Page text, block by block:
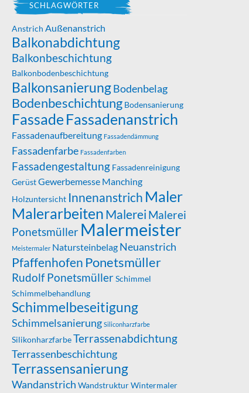
SCHLAGWÖRTER
Anstrich Außenanstrich
Balkonabdichtung
Balkonbeschichtung
Balkonbodenbeschichtung
BalkonsanierungBodenbelag
Bodenbeschichtung Bodensanierung
Fassade Fassadenanstrich
Fassadenaufbereitung Fassadendämmung
Fassadenfarbe Fassadenfarben
Fassadengestaltung Fassadenreinigung
GerüstGewerbemesse Manching
Holzuntersicht Innenanstrich Maler
Malerarbeiten Malerei Malerei
Ponetsmüller Malermeister
Meistermaler Natursteinbelag Neuanstrich
Pfaffenhofen Ponetsmüller
Rudolf PonetsmüllerSchimmel
Schimmelbehandlung
Schimmelbeseitigung
Schimmelsanierung Siliconharzfarbe
SilikonharzfarbeTerrassenabdichtung
Terrassenbeschichtung
Terrassensanierung
Wandanstrich WandstrukturWintermaler